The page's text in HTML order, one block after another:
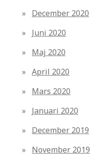
December 2020
Juni 2020
Maj 2020
April 2020
Mars 2020
Januari 2020
December 2019
November 2019